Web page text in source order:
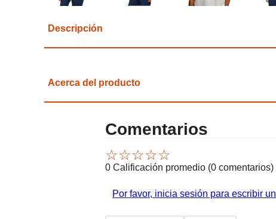
Descripción
Acerca del producto
Comentarios
☆☆☆☆☆
0 Calificación promedio (0 comentarios)
Por favor, inicia sesión para escribir